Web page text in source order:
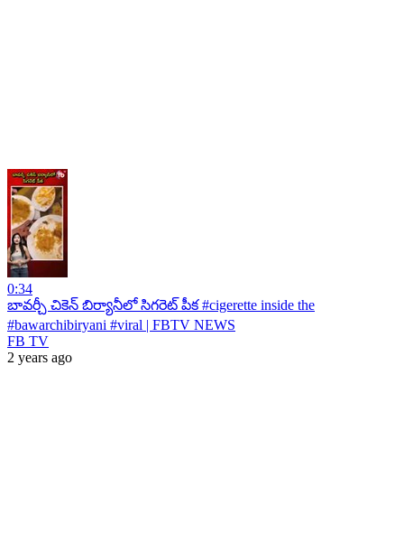
0:34
బావర్చీ చికెన్ బిర్యానీలో సిగరెట్ పీక #cigerette inside the
#bawarchibiryani #viral | FBTV NEWS
FB TV
2 years ago